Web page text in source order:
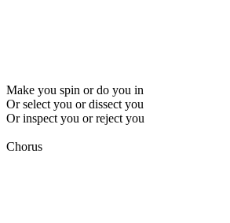
Make you spin or do you in
Or select you or dissect you
Or inspect you or reject you
Chorus